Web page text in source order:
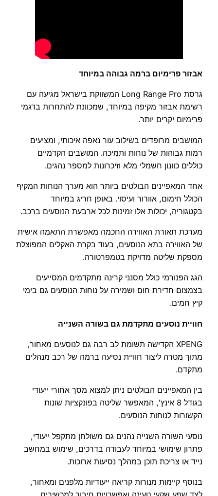
אבזור פרימיום ברמה גבוהה במיוחד
גרסת Long Range Pro המשווקת בישראל מגיעה עם
רשימת אבזור מקיפה במיוחד, שמכוונת להתחרות בדגמי
פרימיום יקרים יותר.
המושבים מרופדים בשילוב עור נאפה איכותי, ומציעים
רמות גבוהות של נוחות ותמיכה. המושבים הקדמיים
כוללים כוונון חשמלי מלא וזיכרונות למספר נהגים.
אחד המאפיינים הבולטים ביותר הוא מערך הנוחות המקיף
הכולל חימום, אוורור ועיסוי. באופן חריג במיוחד
בקטגוריה, יכולות אלו זמינות לכל ארבעת הנוסעים ברכב.
מערכת תאורת האווירה החכמה מאפשרת התאמה אישית
של האווירה בתא הנוסעים, בעוד בקרת האקלים המפוצלת
מספקת שליטה מדויקת בטמפרטורה.
הגג הפנורמי כולל מסנני קרינה מתקדמים המסייעים
בצמצום חדירת חום ושמירה על נוחות הנוסעים גם בימי
קיץ חמים.
חוויית נוסעים מתקדמת גם בשורה השנייה
XPENG הקדישה תשומת לב רבה גם לנוסעים מאחור,
מתוך מטרה ליצור חוויית נסיעה ברמה של רכב מנהלים
מתקדם.
בין המאפיינים הבולטים ניתן למצוא מסך אחורי ייעודי
בגודל 8 אינץ', המאפשר שליטה בפונקציות שונות
הקשורות לנוחות הנוסעים.
נוסעי השורה השנייה נהנים גם משולחן מתקפל ייעודי,
פתרון שימושי במיוחד לעבודה בדרכים, שימוש במחשב
נייד או צריכת תוכן במהלך נסיעות ארוכות.
בנוסף קיימות מנורות קריאה ייעודיות מלפנים ומאחור,